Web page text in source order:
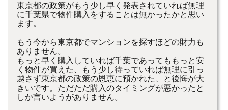
東京都の政策がもう少し早く発表されていれば無理
に千葉県で物件購入をすることは無かったかと思い
ます。
もう今から東京都でマンションを探すほどの財力も
ありません。
もっと早く購入していれば千葉であってももっと安
く物件が買えた、もう少し待っていれば無理に引っ
越さず東京都の政策の恩恵に預かれた、と後悔が大
きいです。ただただ購入のタイミングが悪かったと
しか言いようがありません。